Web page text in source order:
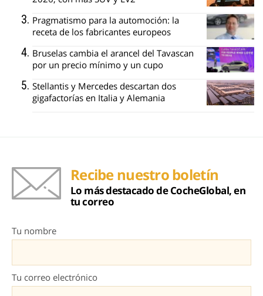
Pragmatismo para la automoción: la
receta de los fabricantes europeos
Bruselas cambia el arancel del Tavascan
por un precio mínimo y un cupo
Stellantis y Mercedes descartan dos
gigafactorías en Italia y Alemania
Recibe nuestro boletín
Lo más destacado de CocheGlobal, en
tu correo
Tu nombre
Tu correo electrónico